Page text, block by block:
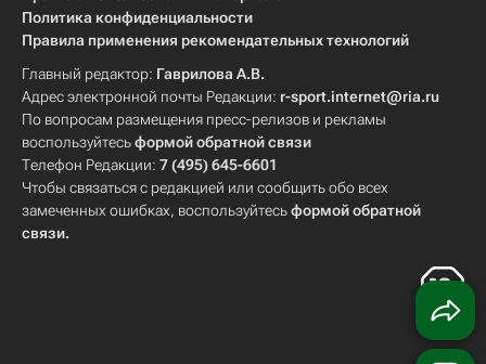
Политика конфиденциальности
Правила применения рекомендательных технологий
Главный редактор: Гаврилова А.В.
Адрес электронной почты Редакции: r-sport.internet@ria.ru
По вопросам размещения пресс-релизов и рекламы
воспользуйтесьформой обратной связи
Телефон Редакции: 7 (495) 645-6601
Чтобы связаться с редакцией или сообщить обо всех
замеченных ошибках, воспользуйтесьформой обратной
связи.